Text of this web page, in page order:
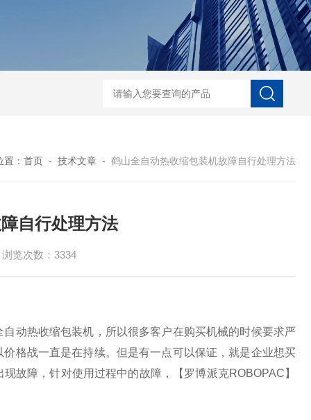
自动协作码垛机纸箱码垛械手 DZ-760全自动
： 首页 - 技术文章 - 鹤山全自动热收缩包装机故障自行处理方法
自行处理方法
浏览次数：3334
动热收缩包装机，所以很多客户在购买机械的时候要求严
格战一直是在持续。但是有一点可以保证，就是企业想买
故障，针对使用过程中的故障，【罗博派克ROBOPAC】